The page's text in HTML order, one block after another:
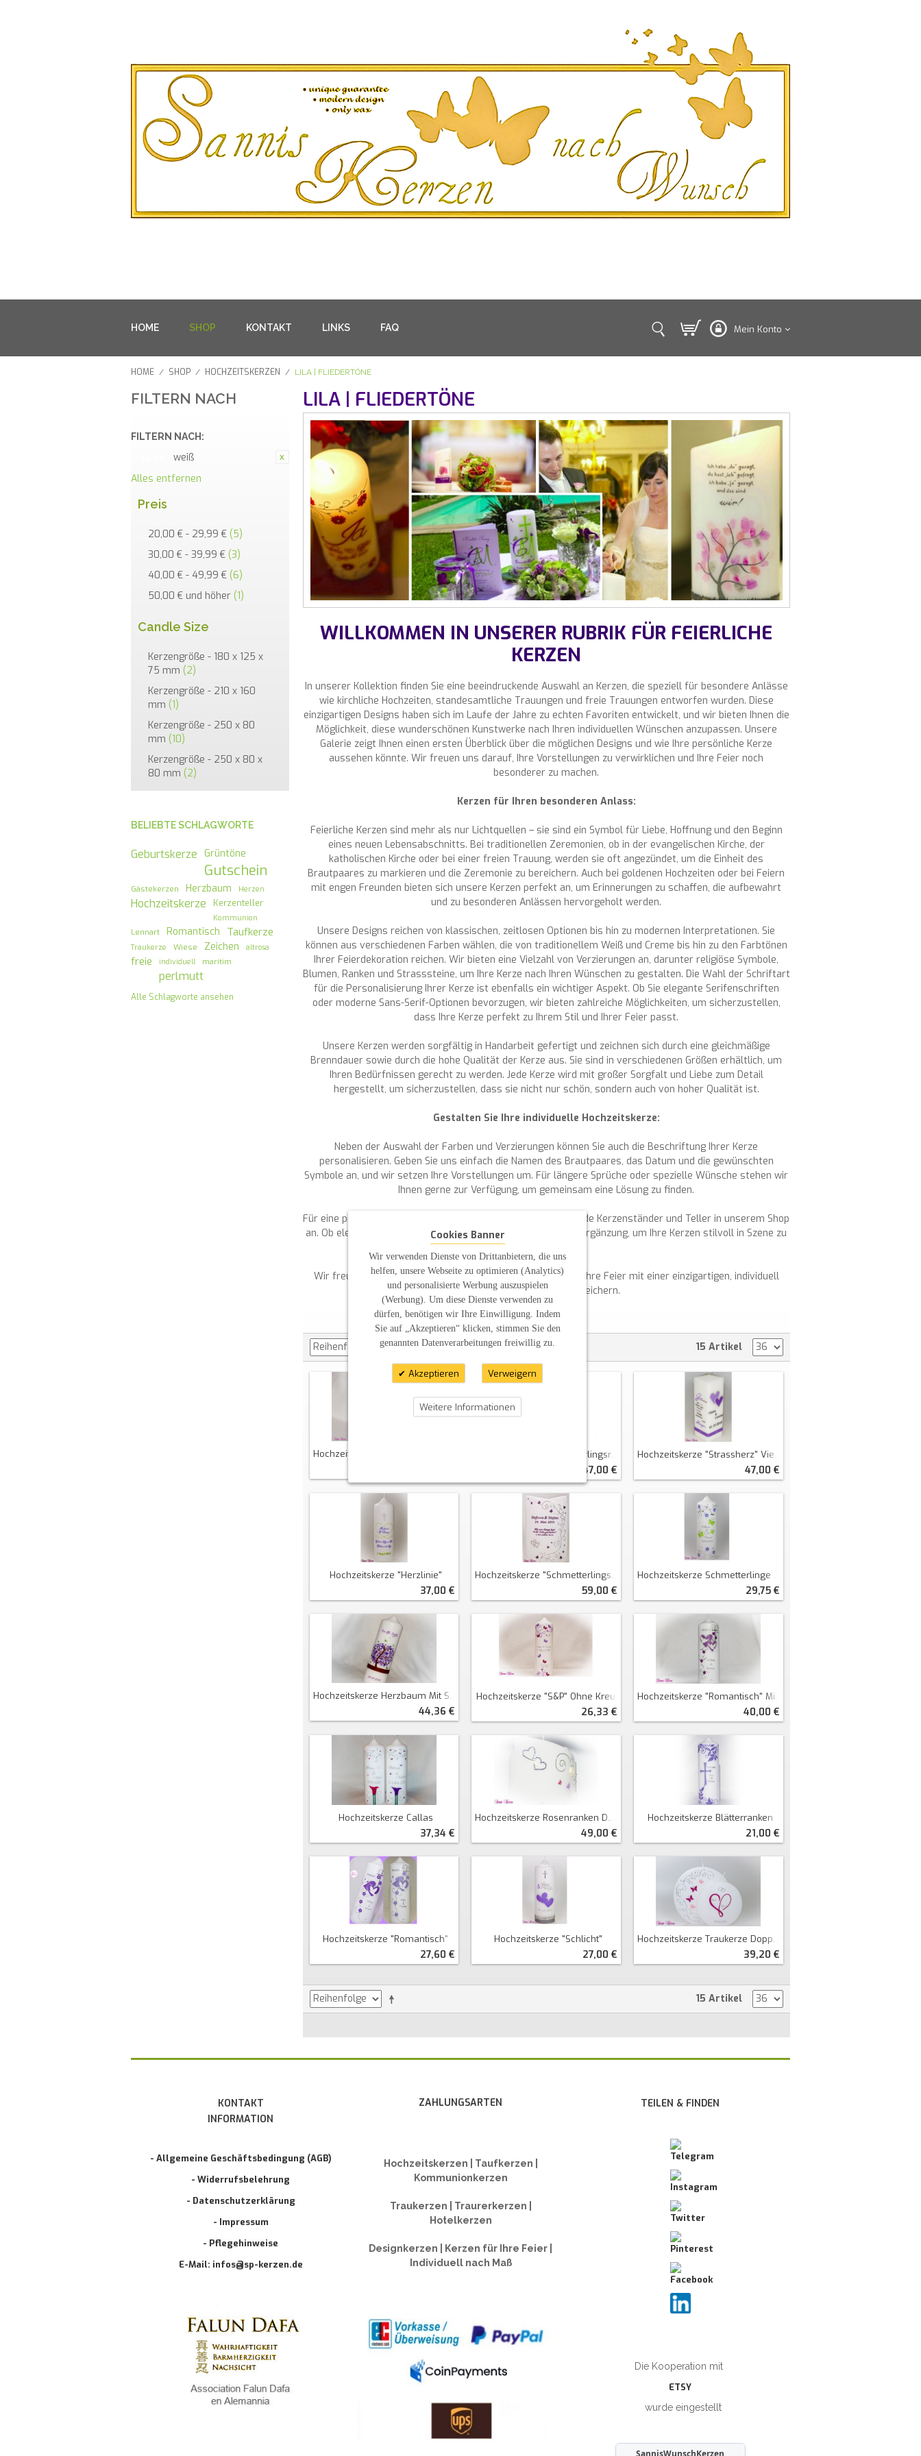
Mein Konto
HOME SHOP KONTAKT LINKS FAQ
HOME / SHOP / HOCHZEITSKERZEN / LILA | FLIEDERTÖNE
FILTERN NACH
FILTERN NACH:
weiß
Alles entfernen
Preis
20,00 € - 29,99 € (5)
30,00 € - 39,99 € (3)
40,00 € - 49,99 € (6)
50,00 € und höher (1)
Candle Size
Kerzengröße - 180 x 125 x
75 mm (2)
Kerzengröße - 210 x 160
mm (1)
Kerzengröße - 250 x 80
mm (10)
Kerzengröße - 250 x 80 x
80 mm (2)
LILA | FLIEDERTÖNE
WILLKOMMEN IN UNSERER RUBRIK FÜR FEIERLICHE
KERZEN
In unserer Kollektion finden Sie eine beeindruckende Auswahl an Kerzen, die speziell für besondere Anlässe
wie kirchliche Hochzeiten, standesamtliche Trauungen und freie Trauungen entworfen wurden. Diese
einzigartigen Designs haben sich im Laufe der Jahre zu echten Favoriten entwickelt, und wir bieten Ihnen die
Möglichkeit, diese wunderschönen Kunstwerke nach Ihren individuellen Wünschen anzupassen. Unsere
Galerie zeigt Ihnen einen ersten Überblick über die möglichen Designs und wie Ihre persönliche Kerze
aussehen könnte. Wir freuen uns darauf, Ihre Vorstellungen zu verwirklichen und Ihre Feier noch
besonderer zu machen.
Kerzen für Ihren besonderen Anlass:
Feierliche Kerzen sind mehr als nur Lichtquellen – sie sind ein Symbol für Liebe, Hoffnung und den Beginn
eines neuen Lebensabschnitts. Bei traditionellen Zeremonien, ob in der evangelischen Kirche, der
katholischen Kirche oder bei einer freien Trauung, werden sie oft angezündet, um die Einheit des
Brautpaares zu markieren und die Zeremonie zu bereichern. Auch bei goldenen Hochzeiten oder bei Feiern
mit engen Freunden bieten sich unsere Kerzen perfekt an, um Erinnerungen zu schaffen, die aufbewahrt
und zu besonderen Anlässen hervorgeholt werden.
Unsere Designs reichen von klassischen, zeitlosen Optionen bis hin zu modernen Interpretationen. Sie
können aus verschiedenen Farben wählen, die von traditionellem Weiß und Creme bis hin zu den Farbtönen
Ihrer Feierdekoration reichen. Wir bieten eine Vielzahl von Verzierungen an, darunter religiöse Symbole,
Blumen, Ranken und Strasssteine, um Ihre Kerze nach Ihren Wünschen zu gestalten. Die Wahl der Schriftart
für die Personalisierung Ihrer Kerze ist ebenfalls ein wichtiger Aspekt. Ob Sie elegante Serifenschriften
oder moderne Sans-Serif-Optionen bevorzugen, wir bieten zahlreiche Möglichkeiten, um sicherzustellen,
dass Ihre Kerze perfekt zu Ihrem Stil und Ihrer Feier passt.
Unsere Kerzen werden sorgfältig in Handarbeit gefertigt und zeichnen sich durch eine gleichmäßige
Brenndauer sowie durch die hohe Qualität der Kerze aus. Sie sind in verschiedenen Größen erhältlich, um
Ihren Bedürfnissen gerecht zu werden. Jede Kerze wird mit großer Sorgfalt und Liebe zum Detail
hergestellt, um sicherzustellen, dass sie nicht nur schön, sondern auch von hoher Qualität ist.
Gestalten Sie Ihre individuelle Hochzeitskerze:
Neben der Auswahl der Farben und Verzierungen können Sie auch die Beschriftung Ihrer Kerze
personalisieren. Geben Sie uns einfach die Namen des Brautpaares, das Datum und die gewünschten
Symbole an, und wir setzen Ihre Vorstellungen um. Für längere Sprüche oder spezielle Wünsche stehen wir
Ihnen gerne zur Verfügung, um gemeinsam eine Lösung zu finden.
Für eine perfekte Präsentation Ihrer Kerzen bieten wir passende Kerzenständer und Teller in unserem Shop
an. Ob elegant, modern oder klassisch – finden Sie die ideale Ergänzung, um Ihre Kerzen stilvoll in Szene zu
Wir freuen uns darauf, mit Ihnen zusammenzuarbeiten und Ihre Feier mit einer einzigartigen, individuell
gestalteten Kerze zu bereichern.
15 Artikel
Hochzeitskerze Herzbaum Und Katzenliebe Hochzeitskerze Schmetterlingsranken Mit Spruch Viereckig Groß
47,00 €
Hochzeitskerze "Strassherz" Viereckig Groß
47,00 €
Hochzeitskerze "Herzlinie"
37,00 €
Hochzeitskerze "Schmetterlingsranken" Doppelt Oval Abg.
59,00 €
Hochzeitskerze Schmetterlinge Und Blütenranken
29,75 €
Hochzeitskerze Herzbaum Mit Schmetterlingen
44,36 €
Hochzeitskerze "S&P" Ohne Kreuz
26,33 €
Hochzeitskerze "romantisch" Mit Blättern
40,00 €
Hochzeitskerze Callas
37,34 €
Hochzeitskerze Rosenranken Doppelt Oval Abg.
49,00 €
Hochzeitskerze Blätterranken
21,00 €
Hochzeitskerze "romantisch"
27,60 €
Hochzeitskerze "schlicht"
27,00 €
Hochzeitskerze Traukerze Doppelkerze
39,20 €
15 Artikel
BELIEBTE SCHLAGWORTE
Geburtskerze Grüntöne
Gutschein
Gästekerzen Herzbaum Herzen
Hochzeitskerze Kerzenteller
Kommunion
Lennart Romantisch Taufkerze
Traukerze Wiese Zeichen altrosa
freie individuell maritim
perlmutt
Alle Schlagworte ansehen
KONTAKT
INFORMATION
- Allgemeine Geschäftsbedingung (AGB)
- Widerrufsbelehrung
- Datenschutzerklärung
- Impressum
- Pflegehinweise
E-Mail: infos@sp-kerzen.de
ZAHLUNGSARTEN
Hochzeitskerzen | Taufkerzen |
Kommunionkerzen
Traukerzen | Traurerkerzen |
Hotelkerzen
Designkerzen | Kerzen für Ihre Feier |
Individuell nach Maß
TEILEN & FINDEN
Die Kooperation mit
ETSY
wurde eingestellt
SannisWunschKerzen
Cookies Banner
Wir verwenden Dienste von Drittanbietern, die uns
helfen, unsere Webseite zu optimieren (Analytics)
und personalisierte Werbung auszuspielen
(Werbung). Um diese Dienste verwenden zu
dürfen, benötigen wir Ihre Einwilligung. Indem
Sie auf „Akzeptieren“ klicken, stimmen Sie den
genannten Datenverarbeitungen freiwillig zu.
Akzeptieren Verweigern
Weitere Informationen